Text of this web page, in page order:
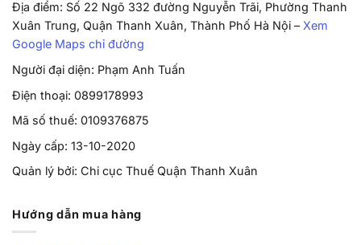
Địa điểm: Số 22 Ngõ 332 đường Nguyễn Trãi, Phường Thanh
Xuân Trung, Quận Thanh Xuân, Thành Phố Hà Nội – Xem
Google Maps chỉ đường
Người đại diện: Phạm Anh Tuấn
Điện thoại: 0899178993
Mã số thuế: 0109376875
Ngày cấp: 13-10-2020
Quản lý bởi: Chi cục Thuế Quận Thanh Xuân
Hướng dẫn mua hàng